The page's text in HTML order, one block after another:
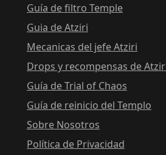
Guía de filtro Temple
Guia de Atziri
Mecanicas del jefe Atziri
Drops y recompensas de
Guía de Trial of Chaos
Guía de reinicio del Templo
Sobre Nosotros
Política de Privacidad